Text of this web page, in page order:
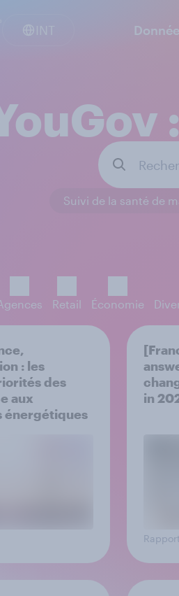
INT
Suivi de la santé de
Retail Économie
: les
des
aux
énergétiques
in
Rapport